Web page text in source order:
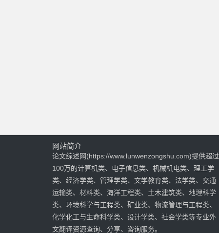
网站简介
论文综述网(https://www.lunwenzongshu.com)提供超过
100万的计算机类、电子信息类、机械机电类、理工学
类、经济学类、管理学类、文学教育类、法学类、交通
运输类、材料类、海洋工程类、土木建筑类、地理科学
类、环境科学与工程类、矿业类、物流管理与工程类、
化学化工与生命科学类、设计学类、社会学类等专业外
文翻译资源查询、分享、咨询服务。